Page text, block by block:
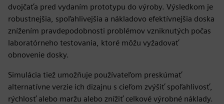
dvojčaťa pred vydaním prototypu do výroby. Výsledkom je
robustnejšia, spoľahlivejšia a nákladovo efektívnejšia doska
znížením pravdepodobnosti problémov vzniknutých počas
laboratórneho testovania, ktoré môžu vyžadovať
obnovenie dosky.
Simulácia tiež umožňuje používateľom preskúmať
alternatívne verzie ich dizajnu s cieľom zvýšiť spoľahlivosť,
rýchlosť alebo maržu alebo znížiť celkové výrobné náklady.